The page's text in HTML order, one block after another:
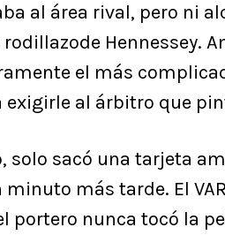
al área rival, pero ni
Hennessey.
el más
al árbitro que
solo sacó una tarjeta
más tarde. El
portero nunca tocó la